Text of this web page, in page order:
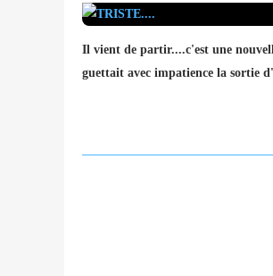
Il vient de partir....c'est une
guettait avec impatience la sortie